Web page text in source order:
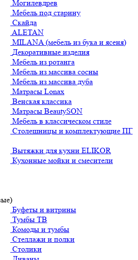
Могилевдрев
Мебель под старину
Скайда
ALETAN
MILANA (мебель из бука и ясеня)
Декоративные изделия
Мебель из ротанга
Мебель из массива сосны
Мебель из массива дуба
Матрасы Lonax
Венская классика
Матрасы BeautySON
Мебель в классическом стиле
Столешницы и комплектующие ПГ
Вытяжки для кухни ELIKOR
Кухонные мойки и смесители
Буфеты и витрины
Тумбы ТВ
Комоды и тумбы
Стеллажи и полки
Столики